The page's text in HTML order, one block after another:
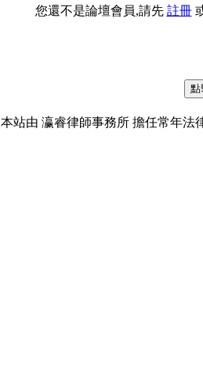
您還不是論壇會員,請先 註冊
本站由 瀛睿律師事務所 擔任常年法